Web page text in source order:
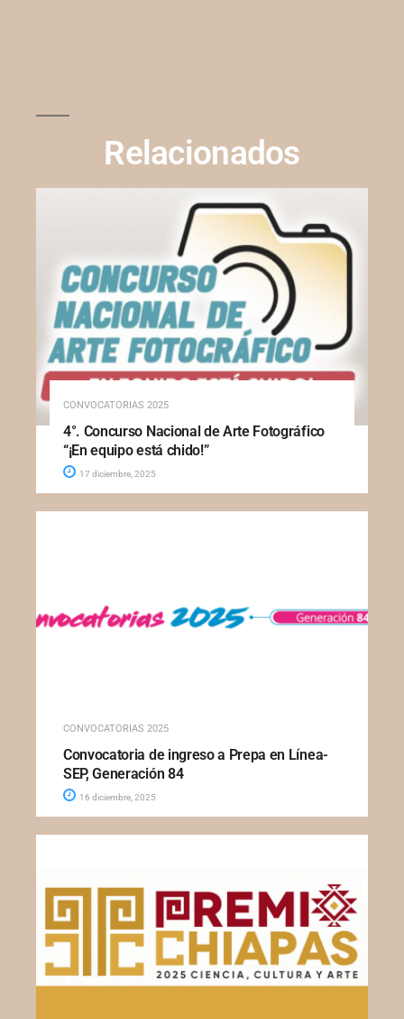
Relacionados
CONVOCATORIAS 2025
4°. Concurso Nacional de Arte Fotográfico
“¡En equipo está chido!”
17 diciembre, 2025
CONVOCATORIAS 2025
Convocatoria de ingreso a Prepa en Línea-
SEP, Generación 84
16 diciembre, 2025